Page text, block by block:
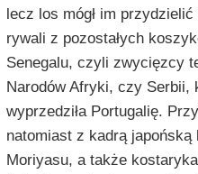
lecz los mógł im
rywali z pozostałych
Senegalu, czyli zwycięzcy
Narodów Afryki, czy Serbii,
wyprzedziła Portugalię.
natomiast z kadrą
Moriyasu, a także